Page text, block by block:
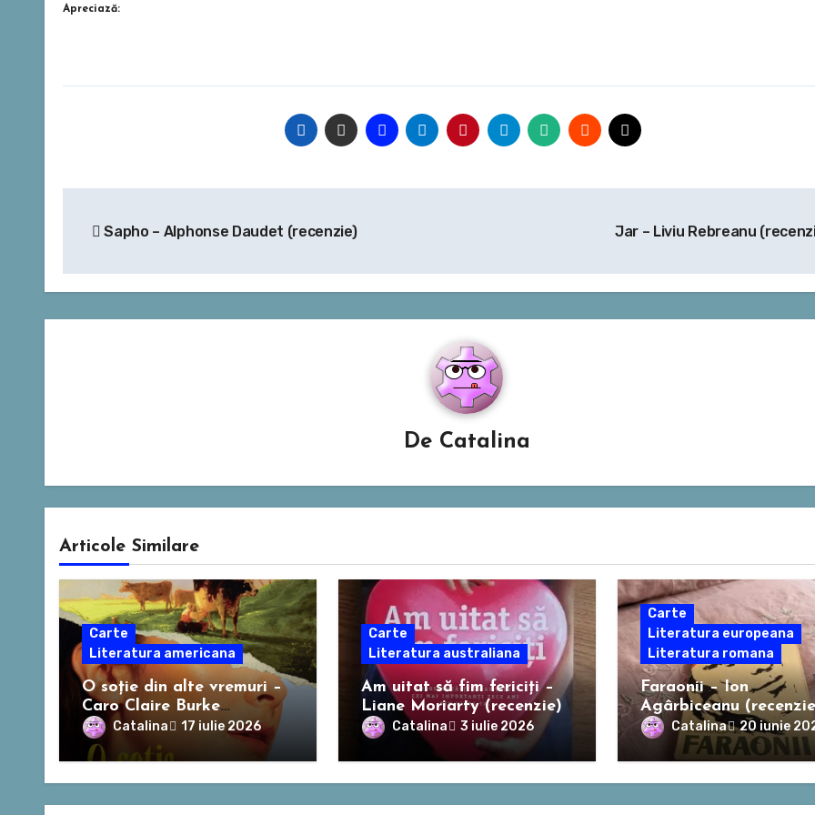
Apreciază:
articole
Sapho – Alphonse Daudet (recenzie) Jar – Liviu Rebreanu
De Catalina
Articole Similare
Carte
Literatura americana
O soție din alte vremuri –
Caro Claire Burke
(recenzie)
Catalina 17 iulie 2026
Carte
Literatura australiana
Am uitat să fim fericiți –
Liane Moriarty (recenzie)
Catalina 3 iulie 2026
Carte
Literatura europeana
Literatura romana
Faraonii – Ion
Agârbiceanu
Catalina 20 iunie